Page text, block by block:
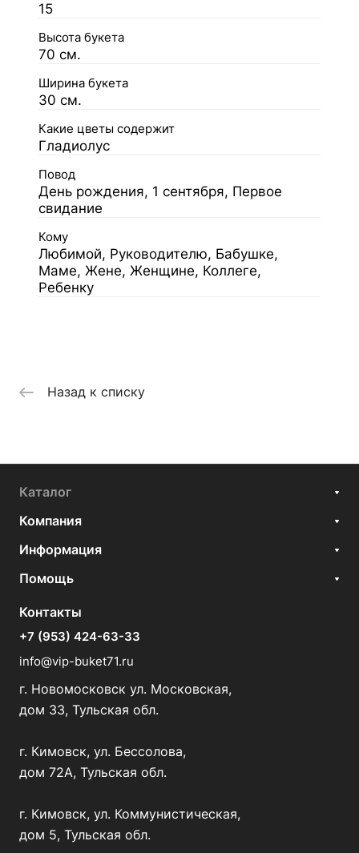
15
Высота букета
70 см.
Ширина букета
30 см.
Какие цветы содержит
Гладиолус
Повод
День рождения, 1 сентября, Первое
свидание
Кому
Любимой, Руководителю, Бабушке,
Маме, Жене, Женщине, Коллеге,
Ребенку
Назад к списку
Каталог
Компания
Информация
Помощь
Контакты
+7 (953) 424-63-33
info@vip-buket71.ru
г. Новомосковск ул. Московская,
дом 33, Тульская обл.
г. Кимовск, ул. Бессолова,
дом 72А, Тульская обл.
г. Кимовск, ул. Коммунистическая,
дом 5, Тульская обл.